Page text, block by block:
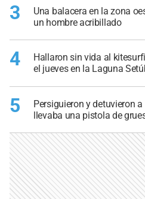
3
Una balacera en la zona
un hombre acribillado
4
Hallaron sin vida al
el jueves en la Laguna
5
Persiguieron y detuvieron
llevaba una pistola de